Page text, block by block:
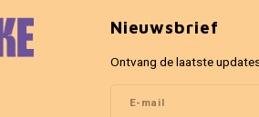
Nieuwsbrief
Ontvang de laatste